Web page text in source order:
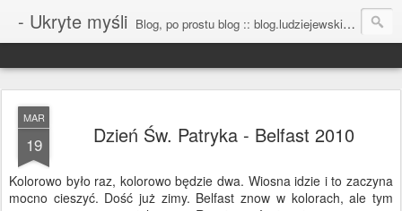
- Ukryte myśli Blog, po prostu blog :: blog.ludziejewski.com
MAR
19 Dzień Św. Patryka - Belfast 2010
Kolorowo było raz, kolorowo będzie dwa. Wiosna idzie i to zaczyna
mocno cieszyć. Dość już zimy. Belfast znow w kolorach, ale tym